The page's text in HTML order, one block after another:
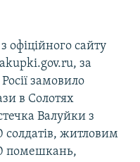
офіційного сайту
за
замовило
в Солотях
Валуйки з
солдатів, житловим
помешкань,